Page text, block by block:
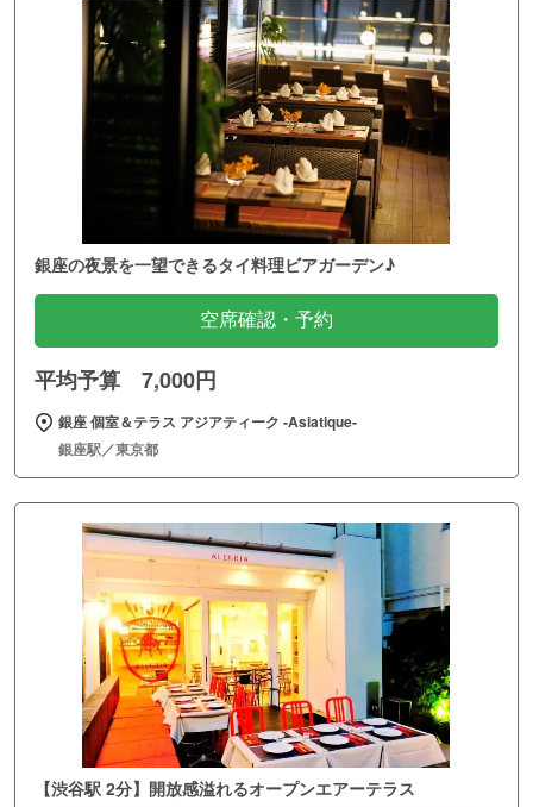
銀座の夜景を一望できるタイ料理ビアガーデン♪
空席確認・予約
平均予算 7,000円
銀座 個室＆テラス アジアティーク ‐Asiatique‐
銀座駅／東京都
【渋谷駅 2分】開放感溢れるオープンエアーテラス